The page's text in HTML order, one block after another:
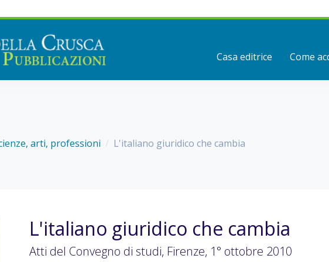
Casa editrice Come
arti, professioni L'italiano giuridico che cambia
L'italiano giuridico che cambia
Atti del Convegno di studi, Firenze, 1° ottobre 2010